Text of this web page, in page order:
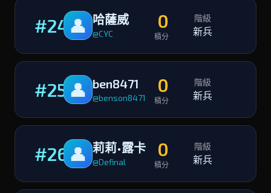
#24 👤 哈薩威
@CYC
0
積分
階級
新兵
#25 👤 ben8471
@benson8471
0
積分
階級
新兵
#26 👤 莉莉•露卡
@Definal
0
積分
階級
新兵